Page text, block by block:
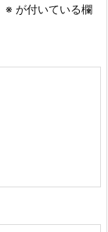
※ が付いている欄